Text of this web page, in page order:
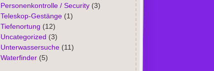
Personenkontrolle / Security(3)
Teleskop-Gestänge(1)
Tiefenortung (12)
Uncategorized (3)
Unterwassersuche(11)
Waterfinder(5)